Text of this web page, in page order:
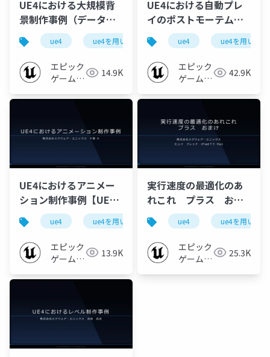
UE4における大規模背
景制作事例（データメ
ンテナンス・大技設定
編 ）【UE4を用いた大
規模開発事例紹介 ~ス
クウェア・エニックス
様をお招きして~
ue4 ue4を用いた大規模開発事例紹介 ue-
エピック
ゲームズ
14.9K
UE4における自動プレ
イのポストモーテム
【UE4を用いた大規模
開発事例紹介 ~スクウ
ェア・エニックス様を
お招きして~ 2019】
ue4 ue4を用いた
エピック
ゲームズ
42.9K
UE4におけるアニメー
ション制作事例【UE4
を用いた大規模開発事
例紹介 ~スクウェア・
エニックス様をお招き
して~ 2019】
ue4 ue4を用いた大規模開発事例紹介 ue-
エピック
ゲームズ
13.9K
実行速度の最適化のあ
れこれ プラス おま
け【UE4を用いた大規
模開発事例紹介 ~スク
ウェア・エニックス様
をお招きして~ 2019】
ue4 ue4を用いた
エピック
ゲームズ
25.3K